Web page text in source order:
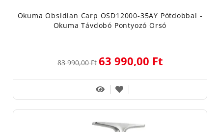
Okuma Obsidian Carp OSD12000-35AY Pótdobbal -
Okuma Távdobó Pontyozó Orsó
83 990,00 Ft 63 990,00 Ft